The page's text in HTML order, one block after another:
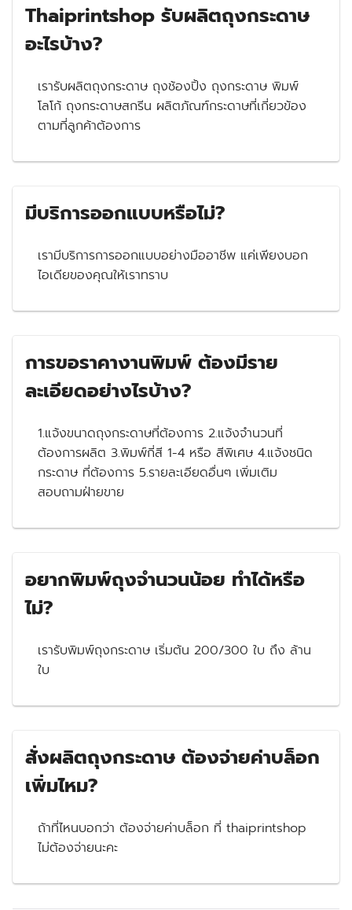
Thaiprintshop รับผลิตถุงกระดาษ
อะไรบ้าง?
เรารับผลิตถุงกระดาษ ถุงช้องปิ้ง ถุงกระดาษ พิมพ์
โลโก้ ถุงกระดาษสกรีน ผลิตภัณฑ์กระดาษที่เกี่ยวข้อง
ตามที่ลูกค้าต้องการ
มีบริการออกแบบหรือไม่?
เรามีบริการการออกแบบอย่างมืออาชีพ แค่เพียงบอก
ไอเดียของคุณให้เราทราบ
การขอราคางานพิมพ์ ต้องมีราย
ละเอียดอย่างไรบ้าง?
1.แจ้งขนาดถุงกระดาษที่ต้องการ 2.แจ้งจำนวนที่
ต้องการผลิต 3.พิมพ์กี่สี 1-4 หรือ สีพิเศษ 4.แจ้งชนิด
กระดาษ ที่ต้องการ 5.รายละเอียดอื่นๆ เพิ่มเติม
สอบถามฝ่ายขาย
อยากพิมพ์ถุงจำนวนน้อย ทำได้หรือ
ไม่?
เรารับพิมพ์ถุงกระดาษ เริ่มต้น 200/300 ใบ ถึง ล้าน
ใบ
สั่งผลิตถุงกระดาษ ต้องจ่ายค่าบล็อก
เพิ่มไหม?
ถ้าที่ไหนบอกว่า ต้องจ่ายค่าบล็อก ที่ thaiprintshop
ไม่ต้องจ่ายนะคะ